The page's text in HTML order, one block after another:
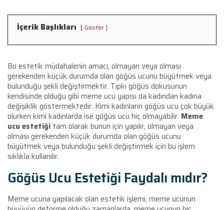
İçerik Başlıkları Göster
Bu estetik müdahalenin amacı, olmayan veya olması
gerekenden küçük durumda olan göğüs ucunu büyütmek veya
bulunduğu şekli değiştirmektir. Tıpkı göğüs dokusunun
kendisinde olduğu gibi meme ucu yapısı da kadından kadına
değişiklik göstermektedir. Kimi kadınların göğüs ucu çok büyük
olurken kimi kadınlarda ise göğüs ucu hiç olmayabilir. Meme
ucu estetiği tam olarak bunun için yapılır, olmayan veya
olması gerekenden küçük durumda olan göğüs ucunu
büyütmek veya bulunduğu şekli değiştirmek için bu işlem
sıklıkla kullanılır.
Göğüs Ucu Estetiği Faydalı mıdır?
Meme ucuna yapılacak olan estetik işlemi, meme ucunun